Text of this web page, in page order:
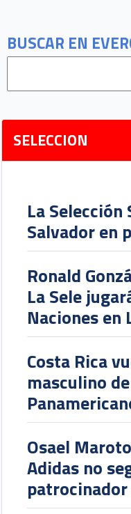
BUSCAR EN
SELECCION
La
Salvador en
Ronald
La Sele
Naciones en
Costa Rica
masculino
Osael
Adidas no
patrocinador